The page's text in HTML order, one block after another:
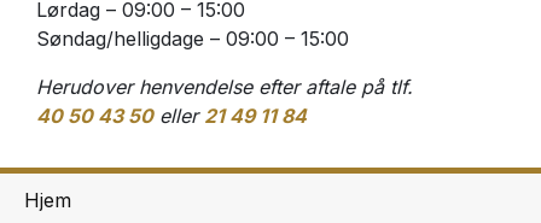
Lørdag – 09:00 – 15:00
Søndag/helligdage – 09:00 – 15:00
Herudover henvendelse efter aftale på tlf.
40 50 43 50eller 21 49 11 84
Hjem